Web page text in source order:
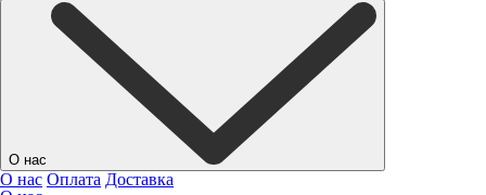
О нас
О нас Оплата Доставка